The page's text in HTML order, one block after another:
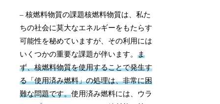
– 核燃料物質の課題核燃料物質は、私た
ちの社会に莫大なエネルギーをもたらす
可能性を秘めていますが、その利用には
いくつかの重要な課題が伴います。ま
ず、核燃料物質を使用することで発生す
る「使用済み燃料」の処理は、非常に困
難な問題です。使用済み燃料には、ウラ